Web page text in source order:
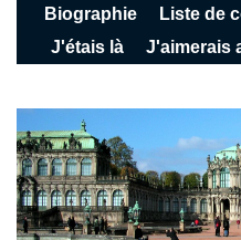
Biographie Liste de
J'étais là
J'aimerais